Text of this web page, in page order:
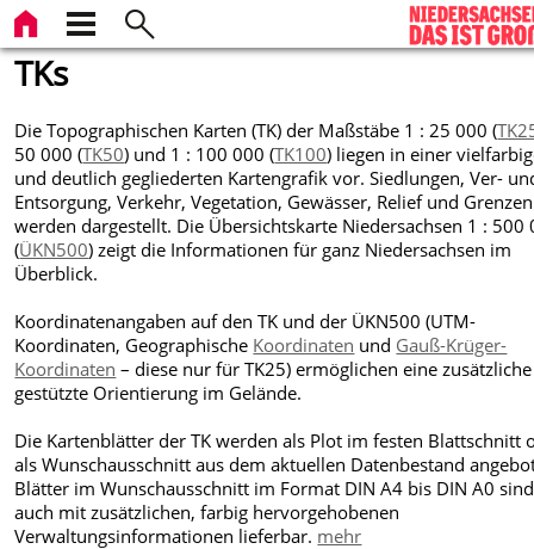
TKs
Die Topographischen Karten (TK) der Maßstäbe 1 : 25 000 (
50 000 (TK50) und 1 : 100 000 (TK100) liegen in einer
und deutlich gegliederten Kartengrafik vor. Siedlungen, Ver-
Entsorgung, Verkehr, Vegetation, Gewässer, Relief und Grenzen
werden dargestellt. Die Übersichtskarte Niedersachsen 1 : 500
(ÜKN500) zeigt die Informationen für ganz Niedersachsen im
Überblick.
Koordinatenangaben auf den TK und der ÜKN500 (UTM-
Koordinaten, Geographische Koordinaten und Gauß-Krüger-
Koordinaten – diese nur für TK25) ermöglichen eine
gestützte Orientierung im Gelände.
Die Kartenblätter der TK werden als Plot im festen Blattschnitt
als Wunschausschnitt aus dem aktuellen Datenbestand
Blätter im Wunschausschnitt im Format DIN A4 bis DIN A0 sind
auch mit zusätzlichen, farbig hervorgehobenen
Verwaltungsinformationen lieferbar. mehr